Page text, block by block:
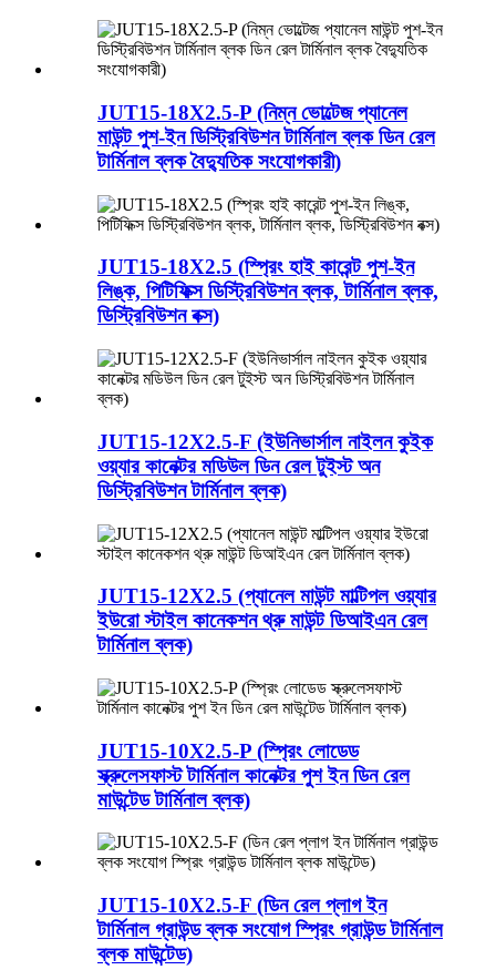
JUT15-18X2.5-P (নিম্ন ভোল্টেজ প্যানেল
মাউন্ট পুশ-ইন ডিস্ট্রিবিউশন টার্মিনাল ব্লক ডিন রেল
টার্মিনাল ব্লক বৈদ্যুতিক সংযোগকারী)
JUT15-18X2.5 (স্প্রিং হাই কারেন্ট পুশ-ইন
লিঙ্ক, পিটিফিক্স ডিস্ট্রিবিউশন ব্লক, টার্মিনাল ব্লক,
ডিস্ট্রিবিউশন বক্স)
JUT15-12X2.5-F (ইউনিভার্সাল নাইলন কুইক
ওয়্যার কানেক্টর মডিউল ডিন রেল টুইস্ট অন
ডিস্ট্রিবিউশন টার্মিনাল ব্লক)
JUT15-12X2.5 (প্যানেল মাউন্ট মাল্টিপল ওয়্যার
ইউরো স্টাইল কানেকশন থ্রু মাউন্ট ডিআইএন রেল
টার্মিনাল ব্লক)
JUT15-10X2.5-P (স্প্রিং লোডেড
স্ক্রুলেসফাস্ট টার্মিনাল কানেক্টর পুশ ইন ডিন রেল
মাউন্টেড টার্মিনাল ব্লক)
JUT15-10X2.5-F (ডিন রেল প্লাগ ইন
টার্মিনাল গ্রাউন্ড ব্লক সংযোগ স্প্রিং গ্রাউন্ড টার্মিনাল
ব্লক মাউন্টেড)